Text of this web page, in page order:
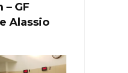
– GF
Alassio